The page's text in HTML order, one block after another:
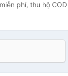
phí, thu hộ COD